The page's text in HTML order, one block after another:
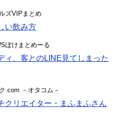
ズVIPまとめ
い飲み方
ぽけまとめーる
ィ、客とのLINE見てしまった
.com －オタコム－
クリエイター・まふまふさん